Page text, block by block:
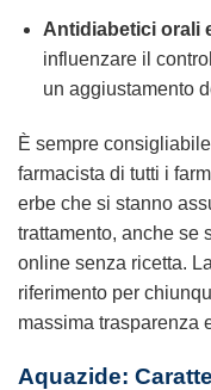
Antidiabetici orali
influenzare il
un aggiustamento
È sempre
farmacista di tutti i
erbe che si stanno
trattamento, anche se
online senza ricetta.
riferimento per
massima trasparenza
Aquazide: